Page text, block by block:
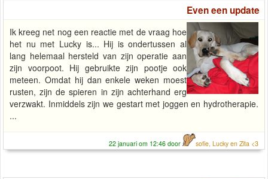
Even een update
Ik kreeg net nog een reactie met de vraag hoe
het nu met Lucky is... Hij is ondertussen al
lang helemaal hersteld van zijn operatie aan
zijn voorpoot. Hij gebruikte zijn pootje ook
meteen. Omdat hij dan enkele weken moest
rusten, zijn de spieren in zijn achterhand erg
verzwakt. Inmiddels zijn we gestart met joggen en hydrotherapie.
...
22 januari om 12:46 door sofie, Lucky en Zita <3